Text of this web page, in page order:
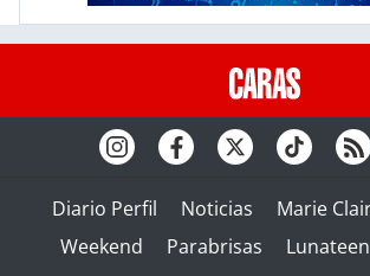
Diario Perfil Noticias Marie
Weekend
Parabrisas Lunateen